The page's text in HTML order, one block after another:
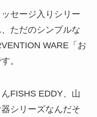
セージ入りシリー
ただのシンプルな
WARE「お
。
FISHS EDDY、山
シリーズなんだそ